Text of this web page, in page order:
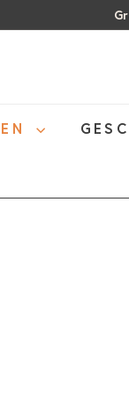
Über
SALE: